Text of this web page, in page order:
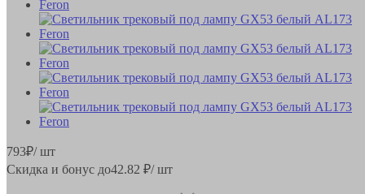
793₽/ шт
Скидка и бонус до42.82 ₽/ шт